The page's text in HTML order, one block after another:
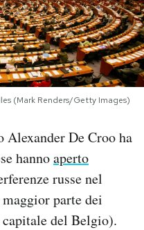
(Mark Renders/Getty Images)
De Croo ha
hannoaperto
russe nel
parte dei
del Belgio).